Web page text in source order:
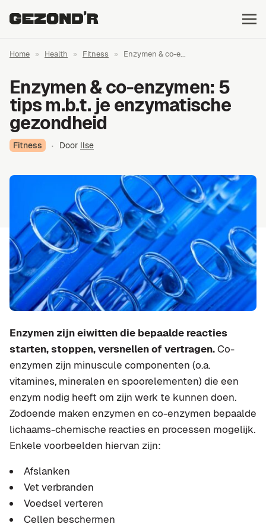
Home » Health » Fitness » Enzymen & co-e...
Enzymen & co-enzymen: 5
tips m.b.t. je enzymatische
gezondheid
Fitness · Door Ilse
Enzymen zijn eiwitten die bepaalde reacties
starten, stoppen, versnellen of vertragen.Co-
enzymen zijn minuscule componenten (o.a.
vitamines, mineralen en spoorelementen) die een
enzym nodig heeft om zijn werk te kunnen doen.
Zodoende maken enzymen en co-enzymen bepaalde
lichaams-chemische reacties en processen mogelijk.
Enkele voorbeelden hiervan zijn:
Afslanken
Vet verbranden
Voedsel verteren
Cellen beschermen